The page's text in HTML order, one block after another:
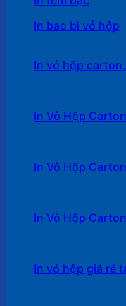
In bao bì vỏ hộp
In vỏ hộp
In Vỏ Hộp
In Vỏ Hộp
In Vỏ Hộp
In vỏ hộp giá rẻ